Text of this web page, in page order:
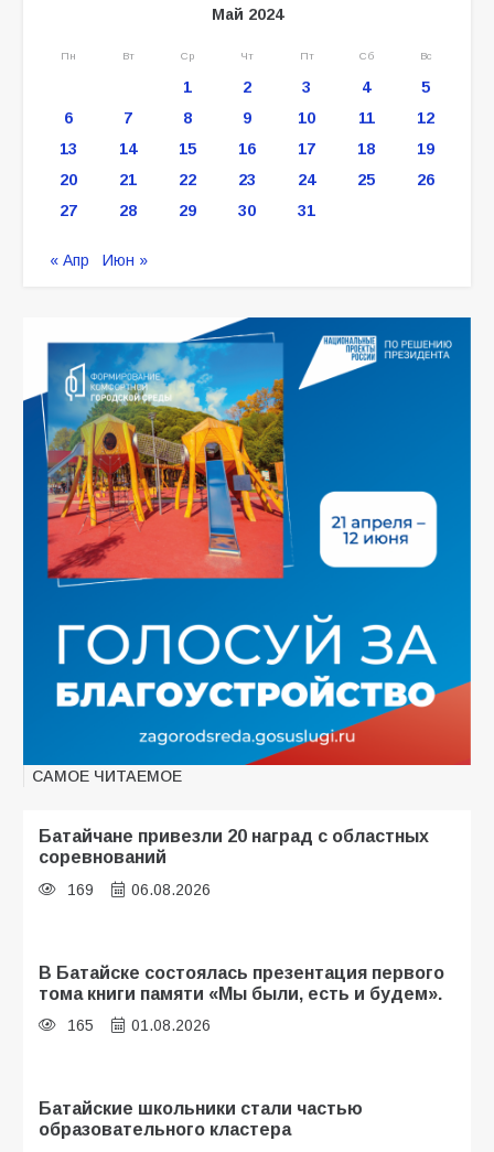
Май 2024
Пн Вт Ср Чт Пт Сб Вс
1 2 3 4
5
6
7 8 9 10 11
12
13
14 15 16 17 18
19
20
21 22 23 24 25
26
27
28 29 30 31
« Апр Июн »
САМОЕ ЧИТАЕМОЕ
Батайчане привезли 20 наград с областных
соревнований
169 06.08.2026
В Батайске состоялась презентация первого
тома книги памяти «Мы были, есть и будем».
165 01.08.2026
Батайские школьники стали частью
образовательного кластера